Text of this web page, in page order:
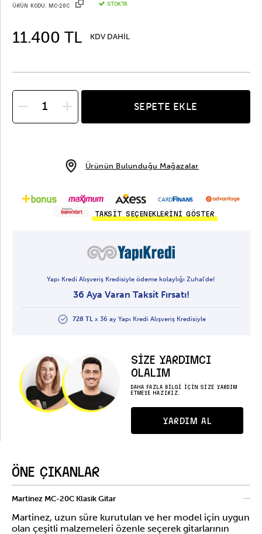
ÜRÜN KODU: MC-20C STOKTA
11.400 TL KDV DAHİL
SEPETE EKLE
Ürünün Bulunduğu Mağazalar
TAKSİT SEÇENEKLERİNİ GÖSTER
Yapı Kredi Alışveriş Kredisiyle ödeme kolaylığı Zuhal'de!
36 Aya Varan Taksit Fırsatı!
728 TLx 36 ay Yapı Kredi Alışveriş Kredisiyle
SİZE YARDIMCI
OLALIM
DAHA FAZLA BİLGİ İÇİN SİZE YARDIM
ETMEYE HAZIRIZ.
YARDIM AL
ÖNE ÇIKANLAR
Martinez MC-20C Klasik Gitar
Martinez, uzun süre kurutulan ve her model için uygun
olan çeşitli malzemeleri özenle seçerek gitarlarının